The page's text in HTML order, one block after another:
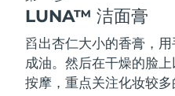
LUNA™ 洁面膏
舀出杏仁大小的香膏，
成油。然后在干燥的脸
按摩，重点关注化妆较多